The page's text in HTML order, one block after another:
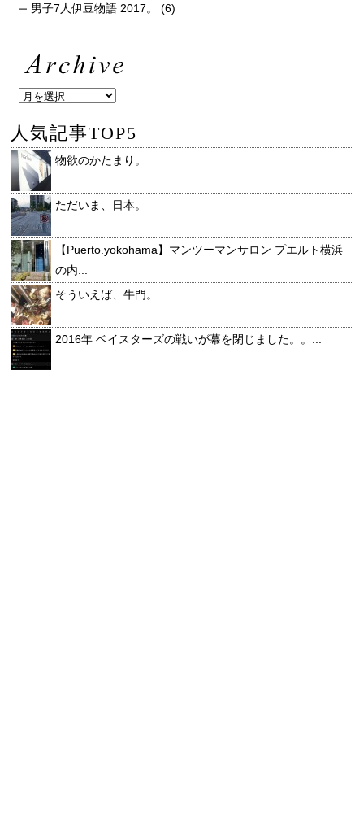
男子7人伊豆物語 2017。
(6)
人気記事TOP5
物欲のかたまり。
ただいま、日本。
【Puerto.yokohama】マンツーマンサロン プエルト横浜
の内...
そういえば、牛門。
2016年 ベイスターズの戦いが幕を閉じました。。...